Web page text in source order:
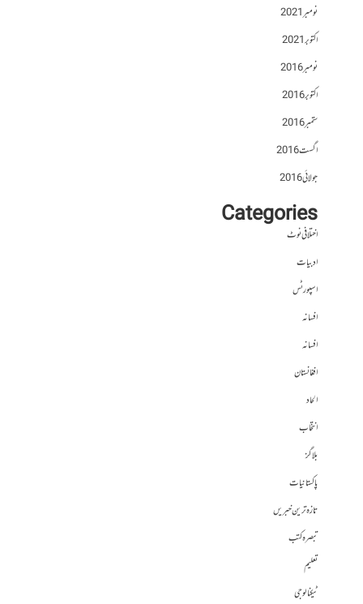
نومبر 2021
اکتوبر 2021
نومبر 2016
اکتوبر 2016
ستمبر 2016
اگست 2016
جولائی 2016
Categories
اختلافی نوٹ
ادبیات
اسپورٹس
افسانہ
افسانہ
افغانستان
الحاد
انتخاب
بلاگز
پاکستانیات
تازہ ترین خبریں
تبصرہ کتب
تعلیم
ٹیکنالوجی